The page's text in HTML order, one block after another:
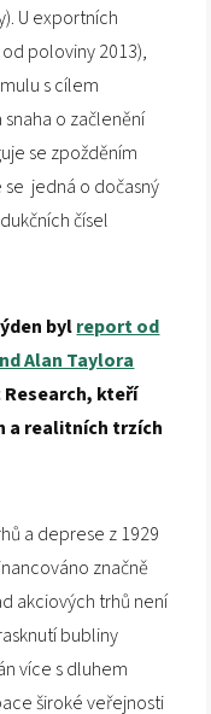
U exportních
poloviny 2013),
s cílem
o začlenění
se zpožděním
se jedná o dočasný
čísel
bylreport od
Alan Taylora
kteří
a realitních trzích
a deprese z 1929
značně
akciových trhů není
bubliny
více s dluhem
široké veřejnosti